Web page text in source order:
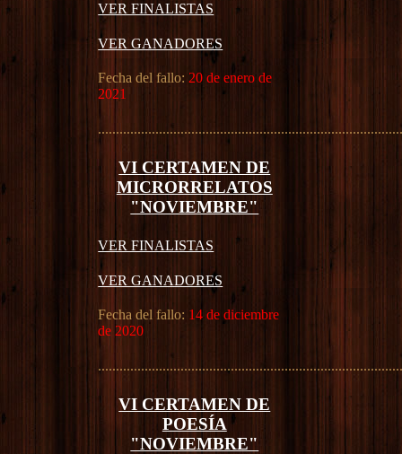
VER FINALISTAS
VER GANADORES
Fecha del fallo: 20 de enero de
2021
VI CERTAMEN DE
MICRORRELATOS
"NOVIEMBRE"
VER FINALISTAS
VER GANADORES
Fecha del fallo: 14 de diciembre
de 2020
VI CERTAMEN DE
POESÍA
"NOVIEMBRE"